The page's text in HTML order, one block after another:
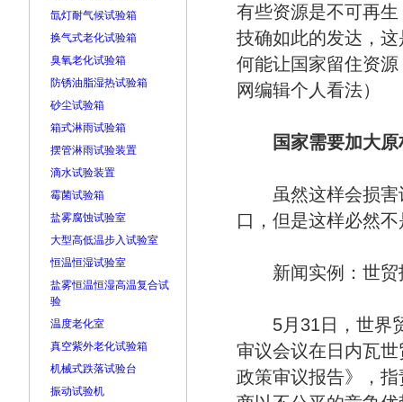
氙灯耐气候试验箱
换气式老化试验箱
臭氧老化试验箱
防锈油脂湿热试验箱
砂尘试验箱
箱式淋雨试验箱
摆管淋雨试验装置
滴水试验装置
霉菌试验箱
盐雾腐蚀试验室
大型高低温步入试验室
恒温恒湿试验室
盐雾恒温恒湿高温复合试
验
温度老化室
真空紫外老化试验箱
机械式跌落试验台
振动试验机
有些资源是不可再
技确如此的发达，
何能让国家留住资
网编辑个人看法）
国家需要加大
虽然这样会损害
口，但是这样必然
新闻实例：世贸
5月31日，世界贸
审议会议在日内瓦
政策审议报告》，